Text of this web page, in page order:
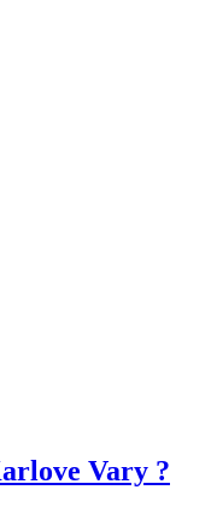
Vary ?